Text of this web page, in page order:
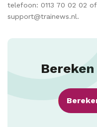
telefoon: 0113 70 02 02
support@trainews.nl.